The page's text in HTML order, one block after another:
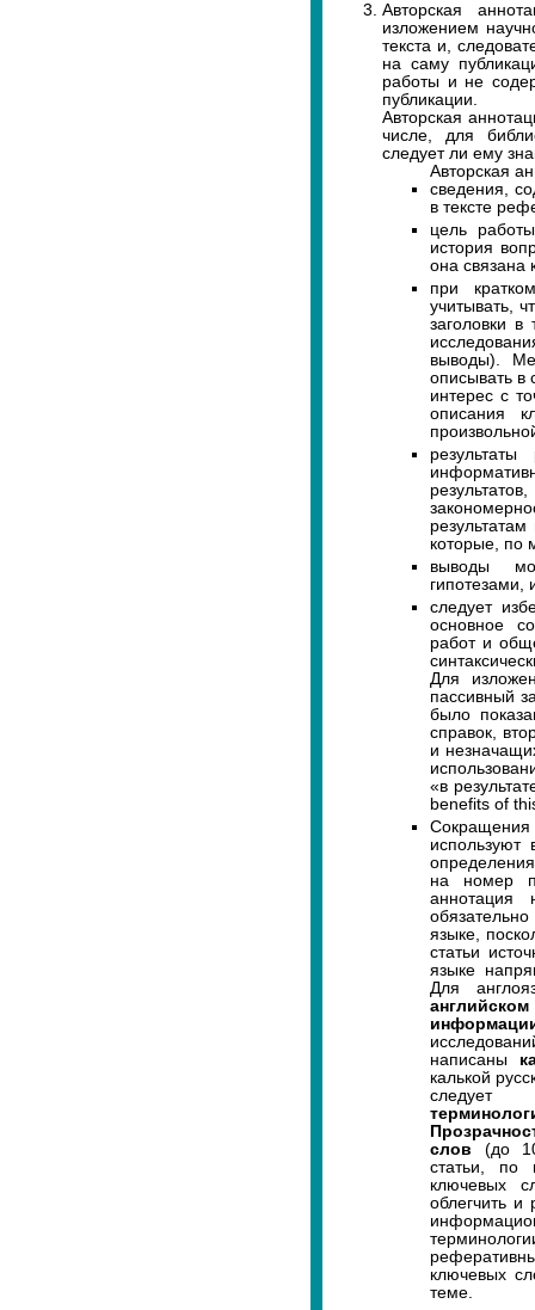
Авторская
изложением
текста и,
на саму
работы и не
публикации.
Авторская
числе, для
следует ли ему
Авторская
сведения,
в тексте
цель
история
она связана
при
учитывать,
заголовки
выводы).
описывать в
интерес с
описания
которые, по
выводы
гипотезами,
следует
основное
работ и
Для
пассивный
было
справок,
и
«в
benefits of
Сокращения
на номер
языке,
статьи
языке
Для
написаны
калькой
следует
слов (до
статьи, по
ключевых
облегчить и
ключевых
теме.